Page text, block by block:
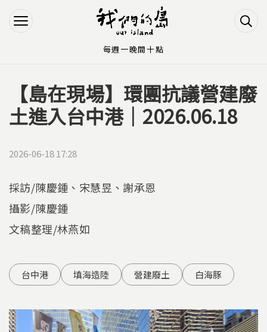
Jump to Navigation
Jump to Main content
您在這裡
【島在現場】環團抗議營建廢
土進入台中港｜2026.06.18
2026-06-18 17:28
採訪/陳慶鍾、宋慧昱、謝承恩
攝影/陳慶鍾
文稿整理/林燕如
台中港 填海造陸 營建廢土 白海豚
每週一晚間十點